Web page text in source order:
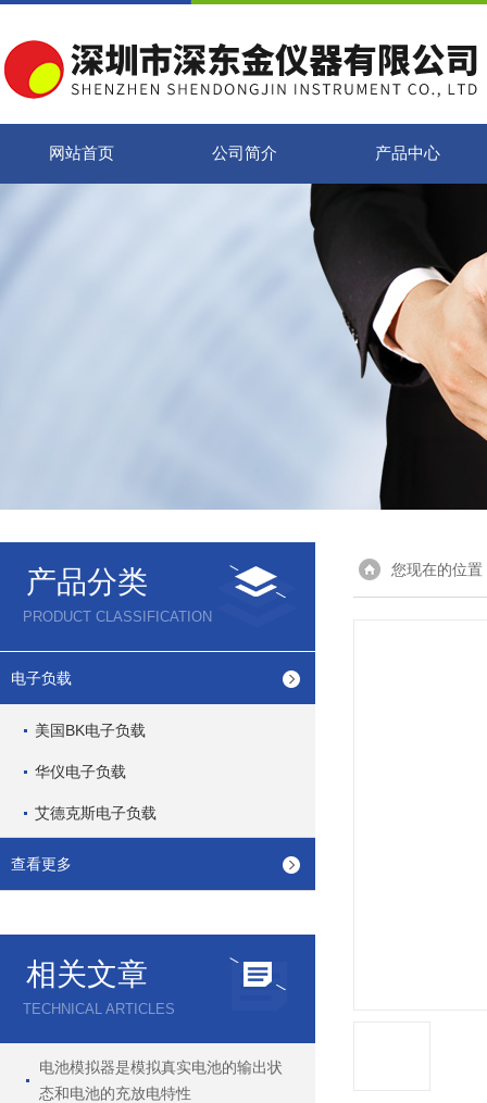
网站首页 公司简介 产品中心
产品分类
PRODUCT CLASSIFICATION
电子负载
美国BK电子负载
华仪电子负载
艾德克斯电子负载
查看更多
相关文章
TECHNICAL ARTICLES
电池模拟器是模拟真实电池的输出状
态和电池的充放电特性
您现在的位置